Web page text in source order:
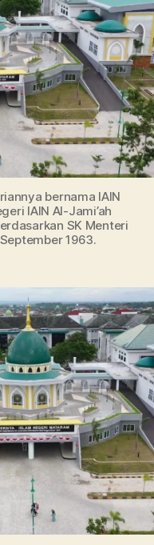
Dari
Akreditasi
Jurusan
Hingga
Jalur
Masuk
bernama IAIN
IAIN Al-Jami’ah
SK Menteri
1963.